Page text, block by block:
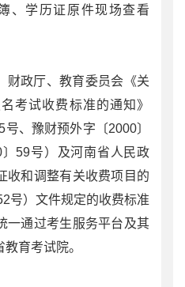
、学历证原件现场查看
财政厅、教育委员会《关
考试收费标准的通知》
号、豫财预外字〔2000〕
59号）及河南省人民政
收和调整有关收费项目的
号）文件规定的收费标准
一通过考生服务平台及其
育考试院。